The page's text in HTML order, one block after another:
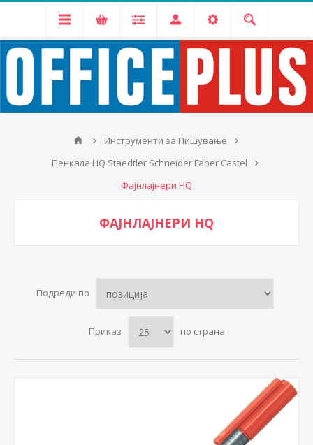
Инструменти за Пишување
Пенкала HQ Staedtler Schneider Faber Castel
Фајнлајнери HQ
ФАЈНЛАЈНЕРИ HQ
Подреди по
Приказ по страна